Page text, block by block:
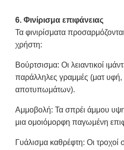
6. Φινίρισμα επιφάνειας
Τα φινιρίσματα
χρήστη:
Βούρτσισμα: Οι λειαντικοί
παράλληλες γραμμές (ματ υφή,
αποτυπωμάτων).
Αμμοβολή: Τα σπρέι άμμου
μια ομοιόμορφη παγωμένη
Γυάλισμα καθρέφτη: Οι τροχοί